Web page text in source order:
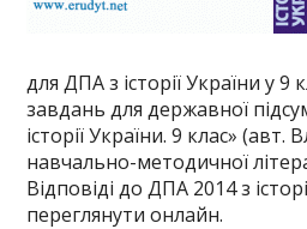
для ДПА з історії України у 9
завдань для державної
історії України. 9 клас»
навчально-методичної
Відповіді до ДПА 2014 з
переглянути онлайн.